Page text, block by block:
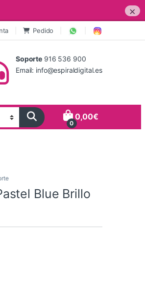
×
Pedido
Soporte 916 536 900
Email: info@espiraldigital.es
0
0,00€
Blue Brillo